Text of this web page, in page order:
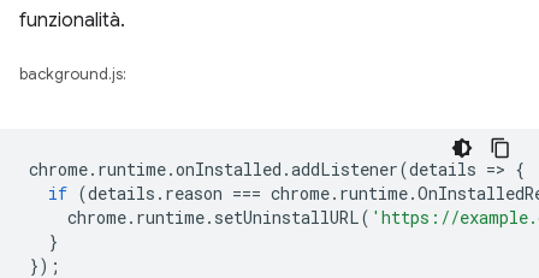
funzionalità.
background.js:
chrome. runtime.onInstalled .addListener(details => {
if (details . reason === chrome. runtime.
chrome. runtime. setUninstallURL( 'https://
}
});